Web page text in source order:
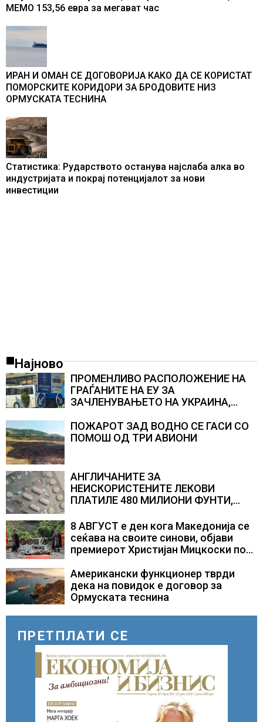
МЕМО 153,56 евра за мегават час
ИРАН И ОМАН СЕ ДОГОВОРИЈА КАКО ДА СЕ КОРИСТАТ
ПОМОРСКИТЕ КОРИДОРИ ЗА БРОДОВИТЕ НИЗ
ОРМУСКАТА ТЕСНИНА
Статистика: Рударството останува најслаба алка во
индустријата и покрај потенцијалот за нови
инвестиции
Најново
ПРОМЕНЛИВО РАСПОЛОЖЕНИЕ НА
ГРАЃАНИТЕ НА ЕУ ЗА
ЗАЧЛЕНУВАЊЕТО НА УКРАИНА,
Полска, Франција и Германија
ПОЖАРОТ ЗАД ВОДНО СЕ ГАСИ СО
ПОМОШ ОД ТРИ АВИОНИ
АНГЛИЧАНИТЕ ЗА
НЕИСКОРИСТЕНИТЕ ЛЕКОВИ
ПЛАТИЛЕ 480 МИЛИОНИ ФУНТИ,
само лекови што навистина им се
потребни
8 АВГУСТ е ден кога Македонија се
сеќава на своите синови, објави
премиерот Христијан Мицкоски по
загинувањето на десетмината
прилепски бранители
Американски функционер тврди
дека на повидок е договор за
Ормуската теснина
ПРЕТПЛАТИ СЕ